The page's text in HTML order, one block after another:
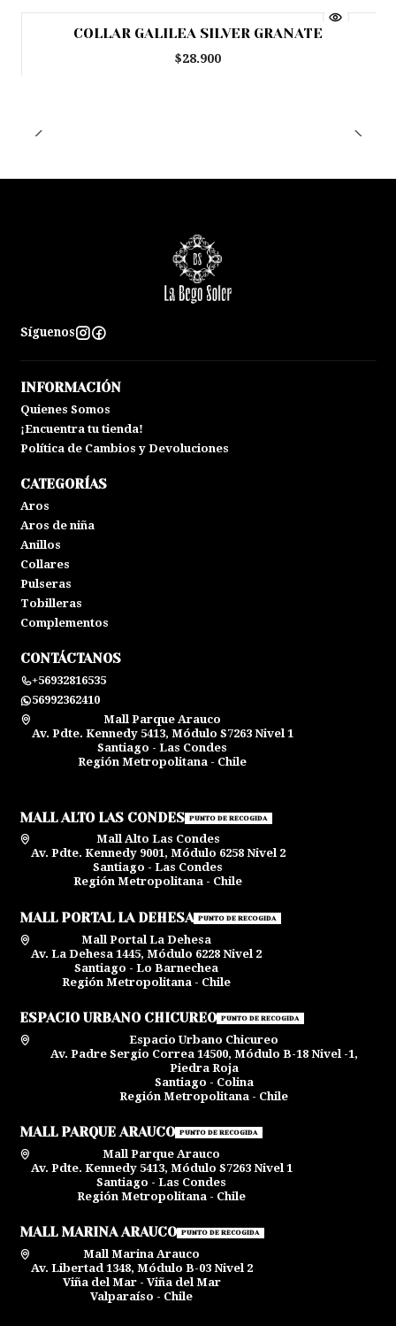
COLLAR GALILEA SILVER GRANATE
$28.900
Síguenos
INFORMACIÓN
Quienes Somos
¡Encuentra tu tienda!
Política de Cambios y Devoluciones
CATEGORÍAS
Aros
Aros de niña
Anillos
Collares
Pulseras
Tobilleras
Complementos
CONTÁCTANOS
+56932816535
56992362410
Mall Parque Arauco
Av. Pdte. Kennedy 5413, Módulo S7263 Nivel 1
Santiago - Las Condes
Región Metropolitana - Chile
MALL ALTO LAS CONDES PUNTO DE RECOGIDA
Mall Alto Las Condes
Av. Pdte. Kennedy 9001, Módulo 6258 Nivel 2
Santiago - Las Condes
Región Metropolitana - Chile
MALL PORTAL LA DEHESA PUNTO DE RECOGIDA
Mall Portal La Dehesa
Av. La Dehesa 1445, Módulo 6228 Nivel 2
Santiago - Lo Barnechea
Región Metropolitana - Chile
ESPACIO URBANO CHICUREO PUNTO DE RECOGIDA
Espacio Urbano Chicureo
Av. Padre Sergio Correa 14500, Módulo B-18 Nivel -1,
Piedra Roja
Santiago - Colina
Región Metropolitana - Chile
MALL PARQUE ARAUCO PUNTO DE RECOGIDA
Mall Parque Arauco
Av. Pdte. Kennedy 5413, Módulo S7263 Nivel 1
Santiago - Las Condes
Región Metropolitana - Chile
MALL MARINA ARAUCO PUNTO DE RECOGIDA
Mall Marina Arauco
Av. Libertad 1348, Módulo B-03 Nivel 2
Viña del Mar - Viña del Mar
Valparaíso - Chile